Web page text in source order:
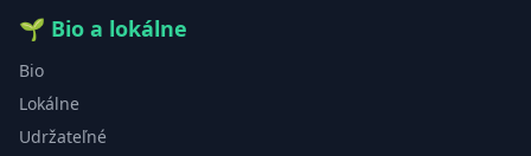
🌱 Bio a lokálne
Bio
Lokálne
Udržateľné